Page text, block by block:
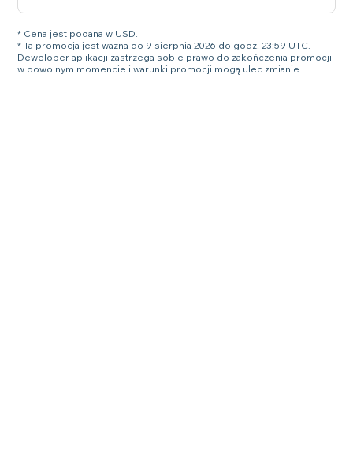
* Cena jest podana w USD.
* Ta promocja jest ważna do 9 sierpnia 2026 do godz. 23:59 UTC.
Deweloper aplikacji zastrzega sobie prawo do zakończenia promocji
w dowolnym momencie i warunki promocji mogą ulec zmianie.